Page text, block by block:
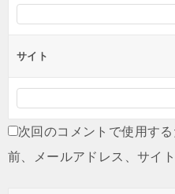
サイト
次回のコメントで使用す
前、メールアドレス、サイ